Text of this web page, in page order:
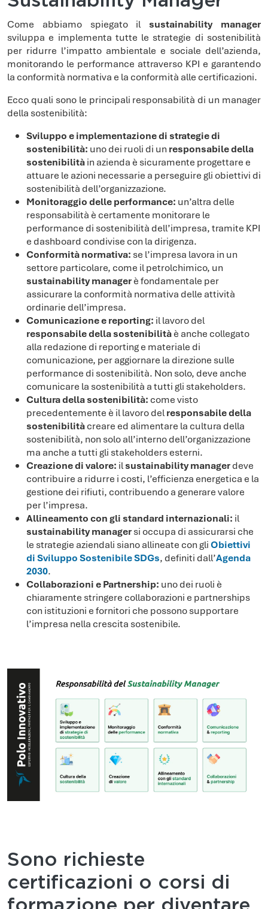
Come abbiamo spiegato il sustainability manager
sviluppa e implementa tutte le strategie di sostenibilità
per ridurre l’impatto ambientale e sociale dell’azienda,
monitorando le performance attraverso KPI e garantendo
la conformità normativa e la conformità alle certificazioni.
Ecco quali sono le principali responsabilità di un manager
della sostenibilità:
Sviluppo e implementazione di strategie di
sostenibilità: uno dei ruoli di un responsabile della
sostenibilitàin azienda è sicuramente progettare e
attuare le azioni necessarie a perseguire gli obiettivi di
sostenibilità dell’organizzazione.
Monitoraggio delle performance: un’altra delle
responsabilità è certamente monitorare le
performance di sostenibilità dell’impresa, tramite KPI
e dashboard condivise con la dirigenza.
Conformità normativa: se l’impresa lavora in un
settore particolare, come il petrolchimico, un
sustainability managerè fondamentale per
assicurare la conformità normativa delle attività
ordinarie dell’impresa.
Comunicazione e reporting: il lavoro del
responsabile della sostenibilitàè anche collegato
alla redazione di reporting e materiale di
comunicazione, per aggiornare la direzione sulle
performance di sostenibilità. Non solo, deve anche
comunicare la sostenibilità a tutti gli stakeholders.
Cultura della sostenibilità: come visto
precedentemente è il lavoro delresponsabile della
sostenibilitàcreare ed alimentare la cultura della
sostenibilità, non solo all’interno dell’organizzazione
ma anche a tutti gli stakeholders esterni.
Creazione di valore: ilsustainability managerdeve
contribuire a ridurre i costi, l’efficienza energetica e la
gestione dei rifiuti, contribuendo a generare valore
per l’impresa.
Allineamento con gli standard internazionali: il
sustainability managersi occupa di assicurarsi che
le strategie aziendali siano allineate con gliObiettivi
di Sviluppo Sostenibile SDGs, definiti dall’Agenda
2030.
Collaborazioni e Partnership: uno dei ruoli è
chiaramente stringere collaborazioni e partnerships
con istituzioni e fornitori che possono supportare
l’impresa nella crescita sostenibile.
Sono richieste
certificazioni o corsi di